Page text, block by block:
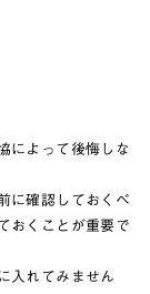
によって後悔しな
に確認しておくべ
おくことが重要で
入れてみません